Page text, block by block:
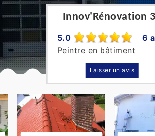
Innov'Rénovation
5.0
6
Peintre en bâtiment
Laisser un avis